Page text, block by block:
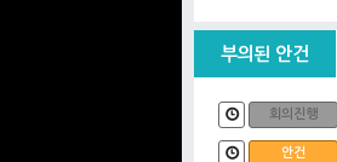
부의된 안건
회의진행
안건